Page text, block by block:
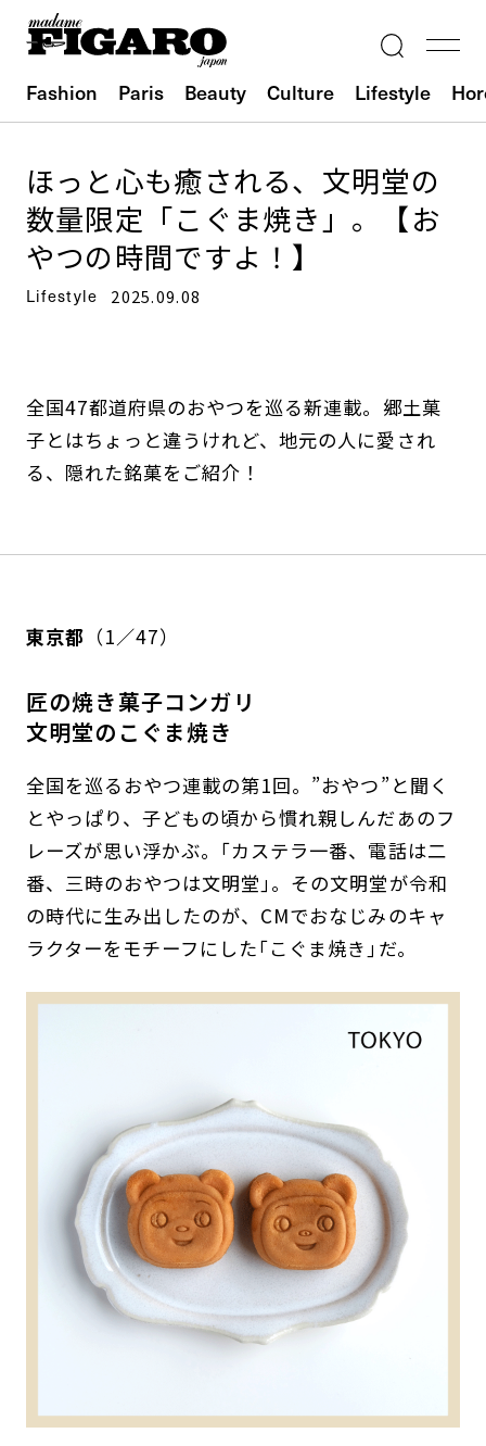
Fashion Paris Beauty Culture Lifestyle
ほっと心も癒される、文明堂の
数量限定「こぐま焼き」。【お
やつの時間ですよ！】
Lifestyle 2025.09.08
全国47都道府県のおやつを巡る新連載。郷土菓
子とはちょっと違うけれど、地元の人に愛され
る、隠れた銘菓をご紹介！
東京都 （1／47）
匠の焼き菓子コンガリ
文明堂のこぐま焼き
全国を巡るおやつ連載の第1回。”おやつ”と聞く
とやっぱり、子どもの頃から慣れ親しんだあのフ
レーズが思い浮かぶ。｢カステラ一番、電話は二
番、三時のおやつは文明堂｣。その文明堂が令和
の時代に生み出したのが、CMでおなじみのキャ
ラクターをモチーフにした｢こぐま焼き｣だ。